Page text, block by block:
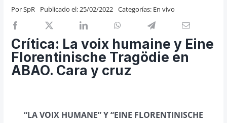
Entrevistas
Recomendación
Cosas de Beckmesser
Nosotros y privacidad
Buscar:
PorSpR Publicado el: 25/02/2022 Categorías: En vivo
Crítica: La voix humaine y Eine
Florentinische Tragödie en
ABAO. Cara y cruz
“LA VOIX HUMANE” Y “EINE FLORENTINISCHE